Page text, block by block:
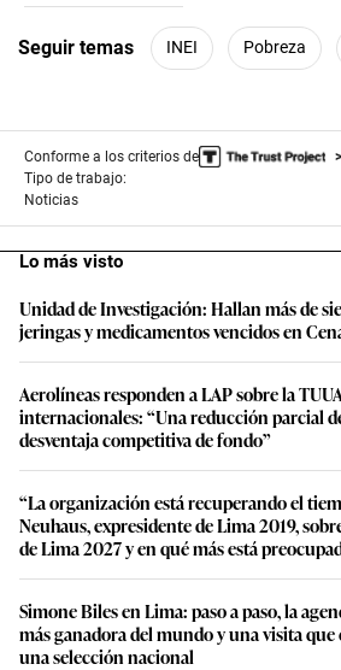
minutes,
9
Seguir temas INEI Pobreza
Conforme a los criterios de
Tipo de trabajo:
Noticias
Lo más visto
Unidad de Investigación: Hallan más de
jeringas y medicamentos vencidos en
Aerolíneas responden a LAP sobre la
internacionales: “Una reducción parcial
desventaja competitiva de fondo”
“La organización está recuperando el
Neuhaus, expresidente de Lima 2019,
de Lima 2027 y en qué más está
Simone Biles en Lima: paso a paso, la
más ganadora del mundo y una visita
una selección nacional